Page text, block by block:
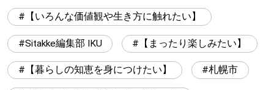
【いろんな価値観や生き方に触れたい】
Sitakke編集部 IKU 【まったり楽しみたい】
【暮らしの知恵を身につけたい】 札幌市